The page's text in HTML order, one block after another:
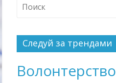
Следуй за трендами
Волонтерство